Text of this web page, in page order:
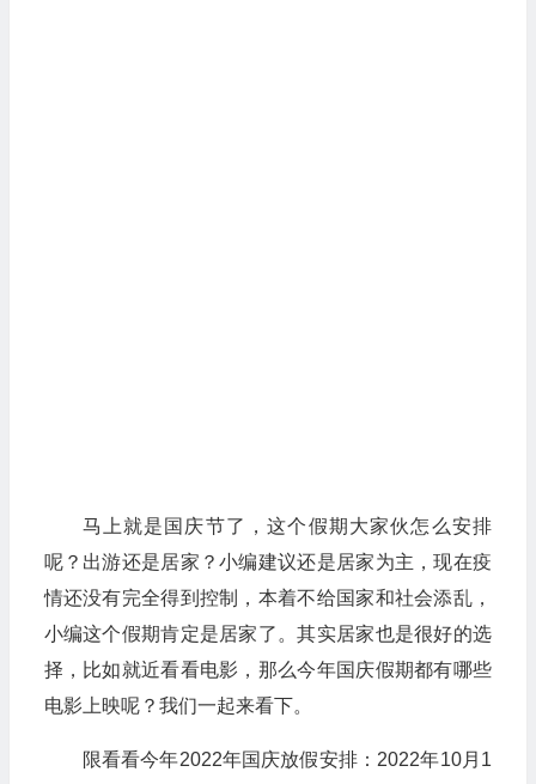
马上就是国庆节了，这个假期大家伙怎么安排
呢？出游还是居家？小编建议还是居家为主，现在疫
情还没有完全得到控制，本着不给国家和社会添乱，
小编这个假期肯定是居家了。其实居家也是很好的选
择，比如就近看看电影，那么今年国庆假期都有哪些
电影上映呢？我们一起来看下。
限看看今年2022年国庆放假安排：2022年10月1